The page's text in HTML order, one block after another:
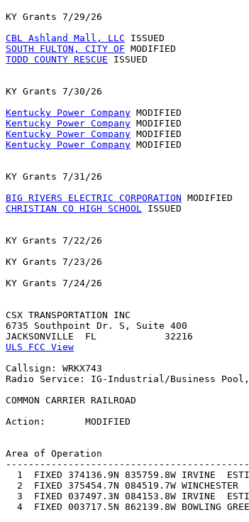
KY Grants 7/29/26
CBL Ashland Mall, LLC
SOUTH FULTON, CITY OF
TODD COUNTY RESCUE ISSUED
KY Grants 7/30/26
Kentucky Power Company
Kentucky Power Company
Kentucky Power Company
Kentucky Power Company MODIFIED
KY Grants 7/31/26
BIG RIVERS ELECTRIC CORPORATION
CHRISTIAN CO HIGH SCHOOL ISSUED
KY Grants 7/22/26
KY Grants 7/23/26
KY Grants 7/24/26
CSX TRANSPORTATION INC
6735 Southpoint Dr. S, Suite 400
ULS FCC View
Callsign: WRKX743
Radio Service: IG-Industrial/Business
COMMON CARRIER RAILROAD
Action:       MODIFIED
Area of Operation
1  FIXED 374136.9N 835759.8W IRVINE
2  FIXED 375454.7N 084519.7W
3  FIXED 037497.3N 084153.8W IRVINE
4  FIXED 003717.5N 862139.8W BOWLING